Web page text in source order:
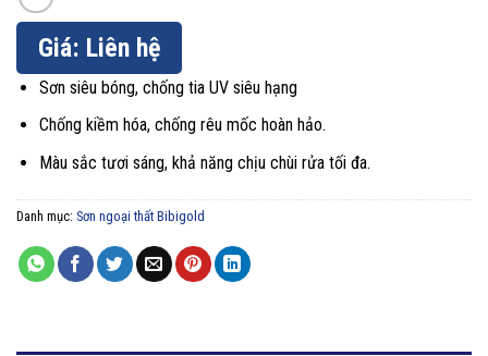
Giá: Liên hệ
Sơn siêu bóng, chống tia UV siêu hạng
Chống kiềm hóa, chống rêu mốc hoàn hảo.
Màu sắc tươi sáng, khả năng chịu chùi rửa tối đa.
Danh mục: Sơn ngoại thất Bibigold